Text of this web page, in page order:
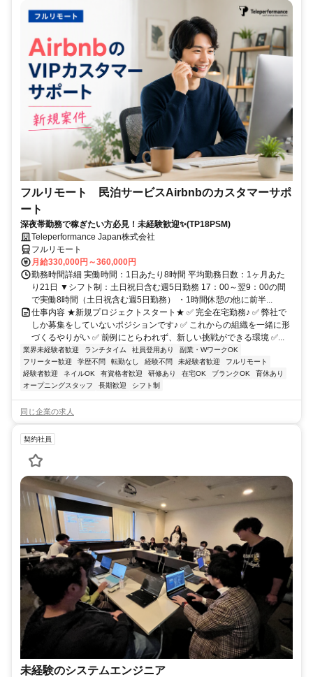
フルリモート 民泊サービスAirbnbのカスタマーサポ
ート
深夜帯勤務で稼ぎたい方必見！未経験歓迎✨(TP18PSM)
Teleperformance Japan株式会社
フルリモート
月給330,000円～360,000円
勤務時間詳細 実働時間：1日あたり8時間 平均勤務日数：1ヶ月あた
り21日 ▼シフト制：土日祝日含む週5日勤務 17：00～翌9：00の間
で実働8時間（土日祝含む週5日勤務） ・1時間休憩の他に前半...
仕事内容 ★新規プロジェクトスタート★ ✅ 完全在宅勤務♪ ✅ 弊社で
しか募集をしていないポジションです♪ ✅ これからの組織を一緒に形
づくるやりがい ✅ 前例にとらわれず、新しい挑戦ができる環境 ✅...
業界未経験者歓迎 ランチタイム 社員登用あり
副業・WワークOK
フリーター歓迎
学歴不問 転勤なし 経験不問 未経験者歓迎
フルリモート
経験者歓迎
ネイルOK 有資格者歓迎 研修あり 在宅OK ブランクOK
育休あり
オープニングスタッフ
長期歓迎 シフト制
同じ企業の求人
契約社員
未経験のシステムエンジニア